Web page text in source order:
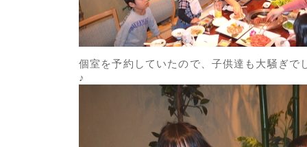
個室を予約していたので、子供達も大騒ぎで
♪